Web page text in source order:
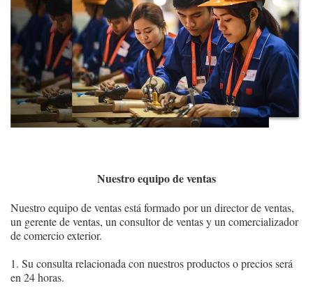
Nuestro equipo de ventas
Nuestro equipo de ventas está formado por un director de ventas,
un gerente de ventas, un consultor de ventas y un comercializador
de comercio exterior.
1. Su consulta relacionada con nuestros productos o precios será
en 24 horas.